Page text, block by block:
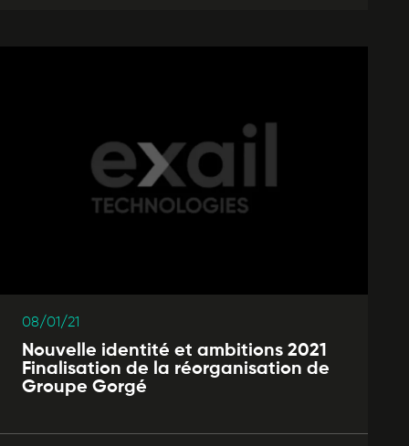
08/01/21
Nouvelle identité et ambitions 2021
Finalisation de la réorganisation de
Groupe Gorgé